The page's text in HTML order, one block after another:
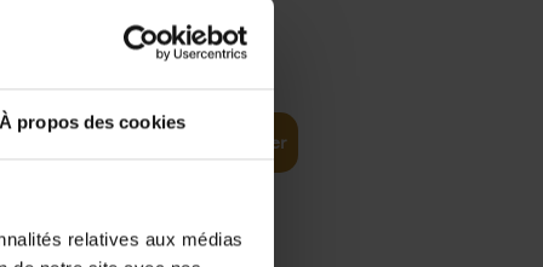
À propos des cookies
relatives aux médias
37,50
Ajouter au panier